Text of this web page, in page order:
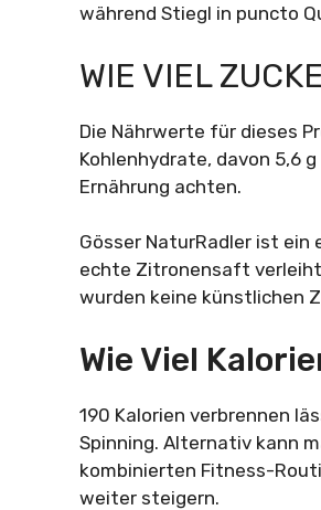
während Stiegl in puncto
WIE VIEL
Die Nährwerte für dieses
Kohlenhydrate, davon 5,6
Ernährung achten.
Gösser NaturRadler ist ein
echte Zitronensaft verleiht
wurden keine künstlichen
Wie Viel
190 Kalorien verbrennen
Spinning. Alternativ kann
kombinierten Fitness-
weiter steigern.